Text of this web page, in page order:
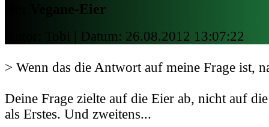
Re: Vegane-Eier
Autor: Tobi | Datum: 26.08.2012 13:07:22
> Wenn das die Antwort auf meine Frage ist,
Deine Frage zielte auf die Eier ab, nicht auf
als Erstes. Und zweitens...